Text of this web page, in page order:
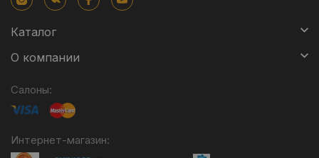
Каталог
О компании
Салоны:
Интернет-магазин: